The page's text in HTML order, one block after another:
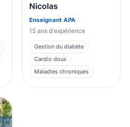
Nicolas
Enseignant APA
15 ans d'expérience
Gestion du diabète
Cardio doux
Maladies chroniques